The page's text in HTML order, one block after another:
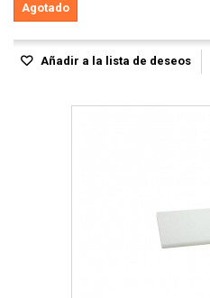
Agotado
Añadir a la lista de deseos